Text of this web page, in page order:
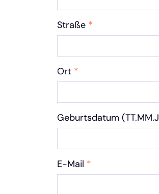
Straße *
Ort *
Geburtsdatum
E-Mail *